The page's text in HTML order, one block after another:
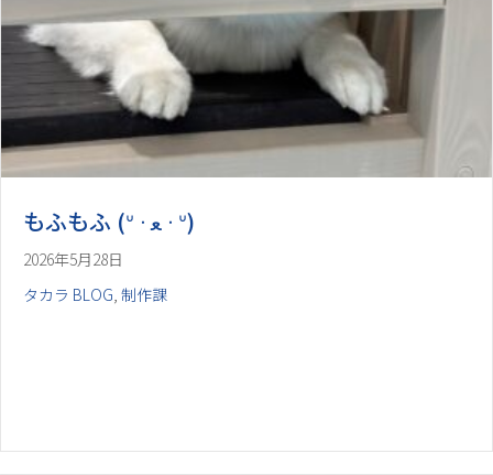
2026年5月28日
タカラ BLOG 制作課